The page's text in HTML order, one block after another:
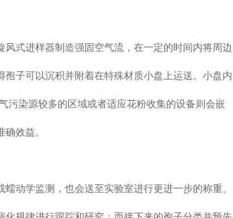
式进样器制造强固空气流，在一定的时间内将周边
子可以沉积并附着在特殊材质小盘上运送。小盘内
污染源较多的区域或者适应花粉收集的设备则会嵌
确效益。
动学监测，也会送至实验室进行更进一步的称重、